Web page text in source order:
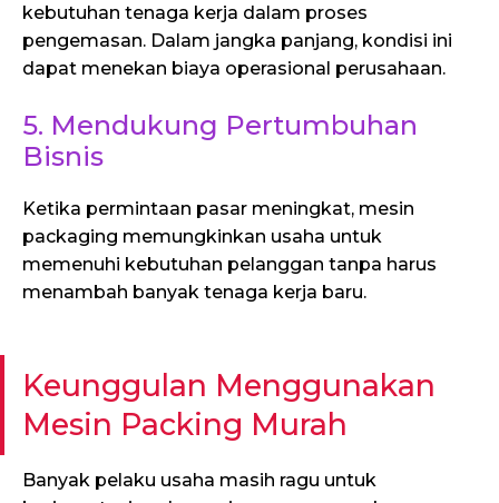
kebutuhan tenaga kerja dalam proses
pengemasan. Dalam jangka panjang, kondisi ini
dapat menekan biaya operasional perusahaan.
5. Mendukung Pertumbuhan
Bisnis
Ketika permintaan pasar meningkat, mesin
packaging memungkinkan usaha untuk
memenuhi kebutuhan pelanggan tanpa harus
menambah banyak tenaga kerja baru.
Keunggulan Menggunakan
Mesin Packing Murah
Banyak pelaku usaha masih ragu untuk